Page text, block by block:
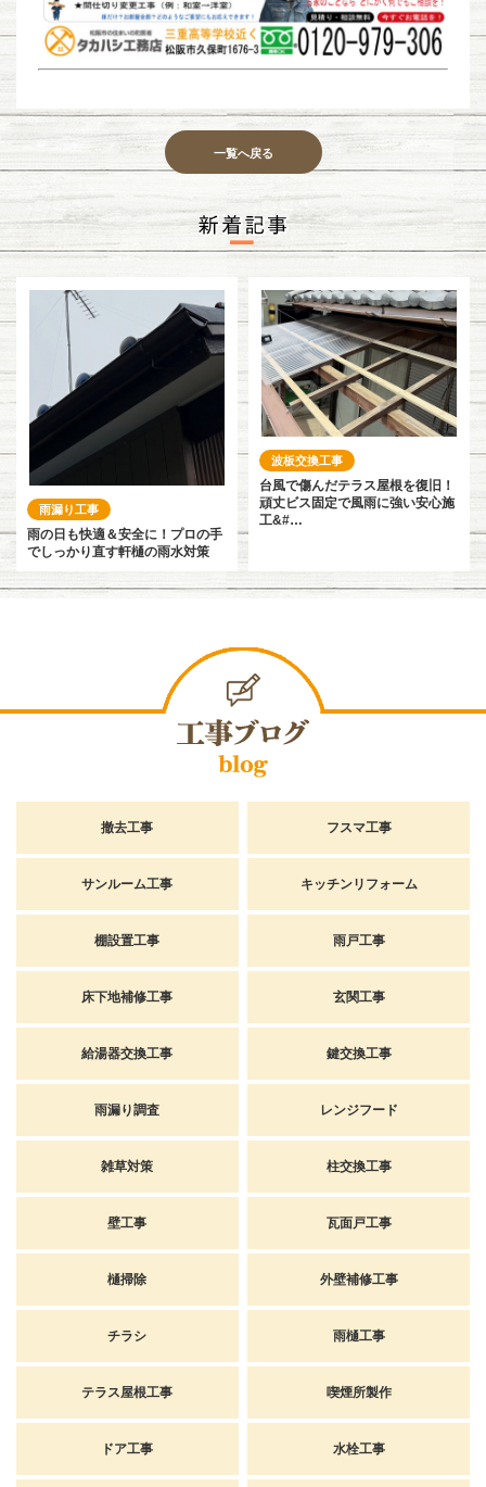
一覧へ戻る
雨漏り工事
雨の日も快適＆安全に！プロの手
でしっかり直す軒樋の雨水対策
波板交換工事
台風で傷んだテラス屋根を復旧！
頑丈ビス固定で風雨に強い安心施
工&#…
撤去工事 フスマ工事
サンルーム工事 キッチンリフォーム
棚設置工事 雨戸工事
床下地補修工事 玄関工事
給湯器交換工事 鍵交換工事
雨漏り調査 レンジフード
雑草対策 柱交換工事
壁工事 瓦面戸工事
樋掃除 外壁補修工事
チラシ 雨樋工事
テラス屋根工事 喫煙所製作
ドア工事 水栓工事